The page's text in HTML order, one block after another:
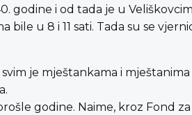
godine i od tada je u
u 8 i 11 sati. Tada su se
je mještankama i
godine. Naime, kroz Fond